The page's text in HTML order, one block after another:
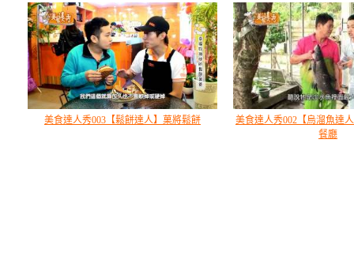
美食達人秀003【鬆餅達人】菓將鬆餅
美食達人秀002【烏溜魚達
餐廳